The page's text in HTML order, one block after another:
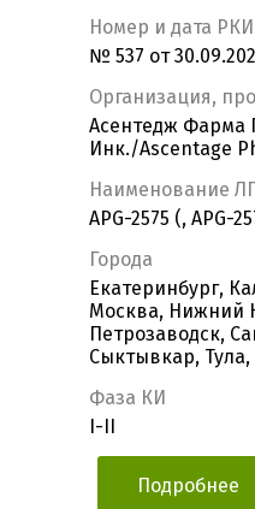
Номер и дата РКИ
№ 537 от
Организация,
Асентедж Фарма
Инк./Ascentage
Наименование ЛП
APG-2575 (, APG-
Города
Екатеринбург,
Москва, Нижний
Петрозаводск,
Сыктывкар,
Фаза КИ
I-II
Подробнее